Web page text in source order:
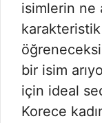
isimlerin ne
bir isim
için ideal
Korece